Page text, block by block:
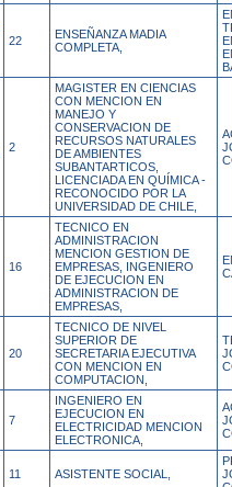
22
ENSEÑANZA MADIA
COMPLETA,
2
MAGISTER EN CIENCIAS
CON MENCION EN
MANEJO Y
CONSERVACION DE
RECURSOS NATURALES
DE AMBIENTES
SUBANTARTICOS,
LICENCIADA EN QUÍMICA -
RECONOCIDO POR LA
UNIVERSIDAD DE CHILE,
16
TECNICO EN
ADMINISTRACION
MENCION GESTION DE
EMPRESAS, INGENIERO
DE EJECUCION EN
ADMINISTRACION DE
EMPRESAS,
20
TECNICO DE NIVEL
SUPERIOR DE
SECRETARIA EJECUTIVA
CON MENCION EN
COMPUTACION,
7
INGENIERO EN
EJECUCION EN
ELECTRICIDAD MENCION
ELECTRONICA,
11 ASISTENTE SOCIAL,